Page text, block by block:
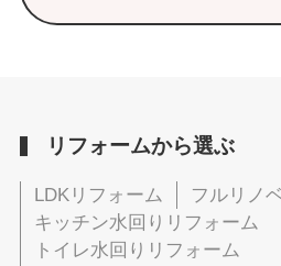
リフォームから選ぶ
LDKリフォーム
フルリノ
キッチン水回りリフォーム
トイレ水回りリフォーム